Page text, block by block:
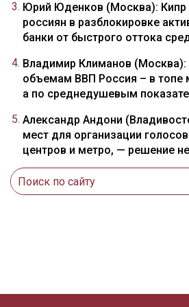
Юрий Юденков (Москва): Кипр
россиян в разблокировке
банки от быстрого оттока
Владимир Климанов
объемам ВВП Россия – в топе
а по среднедушевым
Александр Андони
мест для организации
центров и метро, — решение